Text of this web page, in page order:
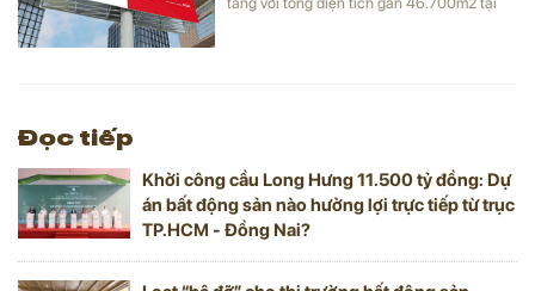
Đọc tiếp
Khởi công cầu Long Hưng 11.500 tỷ đồng: Dự
án bất động sản nào hưởng lợi trực tiếp từ trục
TP.HCM - Đồng Nai?